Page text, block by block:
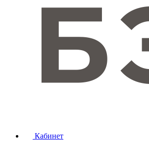
Кабинет